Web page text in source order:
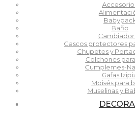
Baño
Cascos protectores
Chupetes y
Colchones
Cumplemes-
Gafas
Moisés para
Muselinas y